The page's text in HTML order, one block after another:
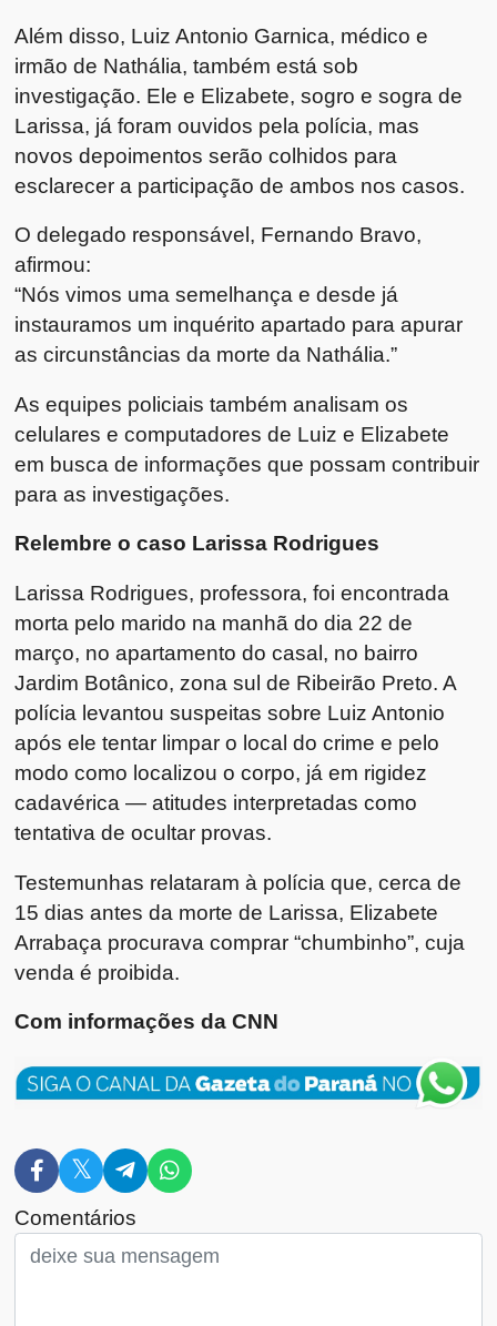
Além disso, Luiz Antonio Garnica, médico e
irmão de Nathália, também está sob
investigação. Ele e Elizabete, sogro e sogra de
Larissa, já foram ouvidos pela polícia, mas
novos depoimentos serão colhidos para
esclarecer a participação de ambos nos casos.
O delegado responsável, Fernando Bravo,
afirmou:
“Nós vimos uma semelhança e desde já
instauramos um inquérito apartado para apurar
as circunstâncias da morte da Nathália.”
As equipes policiais também analisam os
celulares e computadores de Luiz e Elizabete
em busca de informações que possam contribuir
para as investigações.
Relembre o caso Larissa Rodrigues
Larissa Rodrigues, professora, foi encontrada
morta pelo marido na manhã do dia 22 de
março, no apartamento do casal, no bairro
Jardim Botânico, zona sul de Ribeirão Preto. A
polícia levantou suspeitas sobre Luiz Antonio
após ele tentar limpar o local do crime e pelo
modo como localizou o corpo, já em rigidez
cadavérica — atitudes interpretadas como
tentativa de ocultar provas.
Testemunhas relataram à polícia que, cerca de
15 dias antes da morte de Larissa, Elizabete
Arrabaça procurava comprar “chumbinho”, cuja
venda é proibida.
Com informações da CNN
Comentários